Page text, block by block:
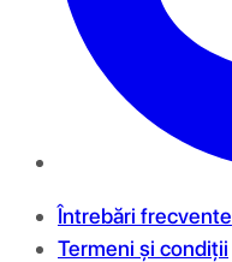
Întrebări frecvente
Termeni și condiții